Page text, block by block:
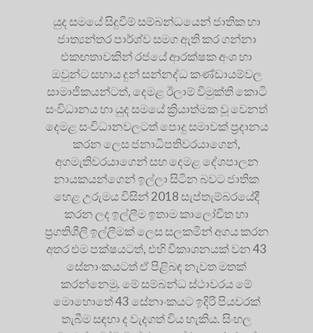
යුද සමයේ සිදුවීම් සම්බන්ධයෙන් ජාතික හා
ජාත්‍යන්තර පාර්ශ්ව සමග ඇති කර ගන්නා
එකඟතාවකින් රජයේ ආරක්ෂක අංශ හා
ඔවුන්ට සහාය දුන් සන්නද්ධ කණ්ඩායම්වල
සාමාජිකයන්ටත්, දෙමළ ඊලාම් විමුක්ති කොටි
සංවිධානය හා යුද සමයේ ක්‍රියාත්මක වූ වෙනත්
දෙමළ සංවිධානවලටත් පොදු සමාවක් ප්‍ර‍දානය
කරන ලෙස ජනාධිපතිවරයාගෙන්,
අගමැතිවරයාගෙන් සහ දෙමළ දේශපාලන
නායකයන්ගෙන් ඉල්ලා සිටින බවට ජාතික
හෙළ උරුමය විසින් 2018 සැප්තැම්බරයේදී
කරන ලද ඉල්ලීම ඉතාම කාලෝචිත හා
ප්‍ර‍ගතිශීලී ඉල්ලීමක් ලෙස සලකමින් අගය කරන
අතර එම පක්ෂයටත්, එහි විකාශනයක් වන 43
සේනාංකයටත් ඒ පිළිබඳ නැවත මතක්
කරන්නෙමු. මේ සම්බන්ධ ස්ථාවරය මේ
මොහොතේ 43 සේනාංකයට ඉදිරි පියවරක්
තැබීම සඳහා ද වැදගත් විය හැකිය. සිංහල